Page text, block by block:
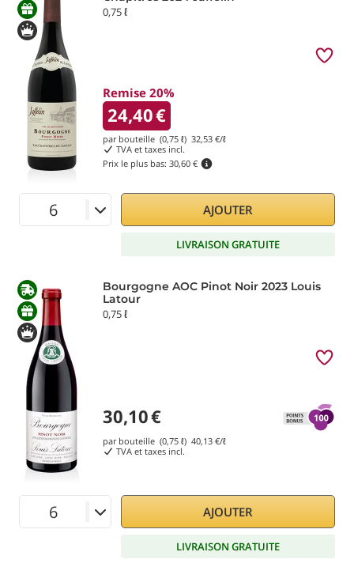
0,75 ℓ
Remise 20%
24,40€
par bouteille (0,75 ℓ) 32,53 €/ℓ
TVA et taxes incl.
Prix le plus bas: 30,60 €
AJOUTER
LIVRAISON GRATUITE
Bourgogne AOC Pinot Noir 2023 Louis
Latour
0,75 ℓ
30,10€
par bouteille (0,75 ℓ) 40,13 €/ℓ
TVA et taxes incl.
AJOUTER
LIVRAISON GRATUITE